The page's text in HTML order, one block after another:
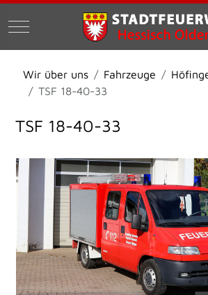
Mobile Menu Toggle
Wir über uns Fahrzeuge
TSF 18-40-33
TSF 18-40-33